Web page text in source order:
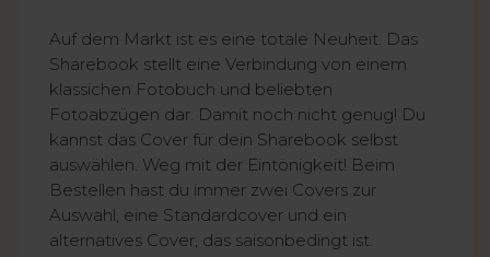
Auf dem Markt ist es eine totale Neuheit. Das
Sharebook stellt eine Verbindung von einem
klassichen Fotobuch und beliebten
Fotoabzügen dar. Damit noch nicht genug! Du
kannst das Cover für dein Sharebook selbst
auswählen. Weg mit der Eintönigkeit! Beim
Bestellen hast du immer zwei Covers zur
Auswahl, eine Standardcover und ein
alternatives Cover, das saisonbedingt ist.